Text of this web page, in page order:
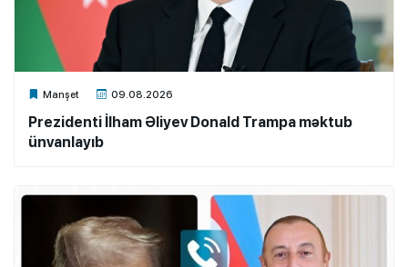
Manşet 09.08.2026
Xalq.Online
Prezidenti İlham Əliyev Donald Trampa məktub
ünvanlayıb